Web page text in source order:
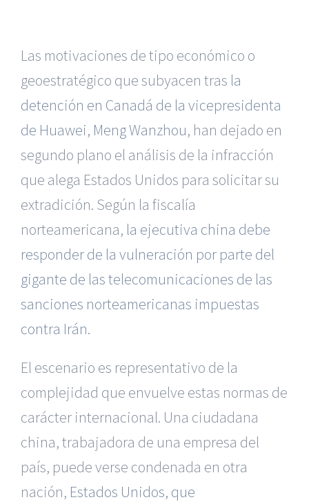
Las motivaciones de tipo económico o
geoestratégico que subyacen tras la
detención en Canadá de la vicepresidenta
de Huawei, Meng Wanzhou, han dejado en
segundo plano el análisis de la infracción
que alega Estados Unidos para solicitar su
extradición. Según la fiscalía
norteamericana, la ejecutiva china debe
responder de la vulneración por parte del
gigante de las telecomunicaciones de las
sanciones norteamericanas impuestas
contra Irán.
El escenario es representativo de la
complejidad que envuelve estas normas de
carácter internacional. Una ciudadana
china, trabajadora de una empresa del
país, puede verse condenada en otra
nación, Estados Unidos, que